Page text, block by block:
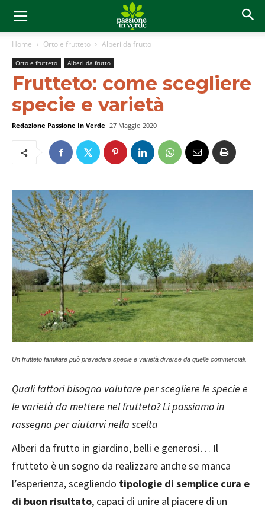
Home Orto e frutteto Alberi da frutto
Orto e frutteto Alberi da frutto
Frutteto: come scegliere
specie e varietà
Redazione Passione In Verde 27 Maggio 2020
Un frutteto familiare può prevedere specie e varietà diverse da quelle commerciali.
Quali fattori bisogna valutare per scegliere le specie e
le varietà da mettere nel frutteto? Li passiamo in
rassegna per aiutarvi nella scelta
Alberi da frutto in giardino, belli e generosi… Il
frutteto è un sogno da realizzare anche se manca
l’esperienza, scegliendo tipologie di semplice cura e
di buon risultato, capaci di unire al piacere di un